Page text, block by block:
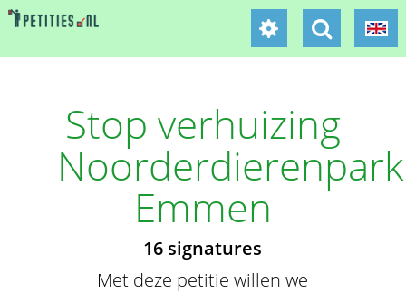
Stop verhuizing
Noorderdierenpark
Emmen
16 signatures
Met deze petitie willen we